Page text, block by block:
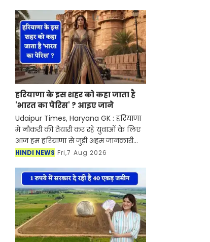
हरियाणा के इस शहर को कहा जाता है
'भारत का पेरिस' ? आइए जाने
Udaipur Times, Haryana GK : हरियाणा
में नौकरी की तैयारी कर रहे युवाओं के लिए
आज हम हरियाणा से जुड़ी अहम जानकारी
लेकर आए है। क्या आप जानते है हरियाणा के
? अगर नही
HINDI NEWS Fri,7 Aug 2026